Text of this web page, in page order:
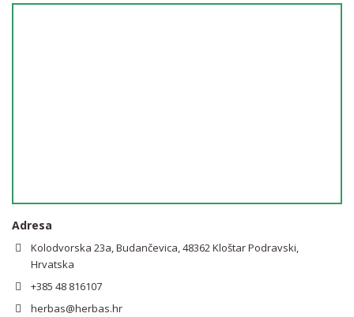
Adresa
Kolodvorska 23a, Budančevica, 48362 Kloštar Podravski,
Hrvatska
+385 48 816107
herbas@herbas.hr